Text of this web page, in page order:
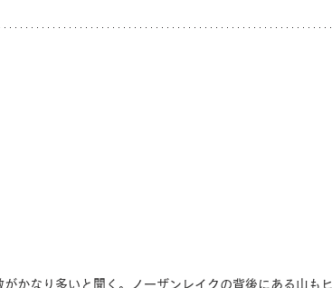
かなり多いと聞く。ノーザンレイクの背後にある山も